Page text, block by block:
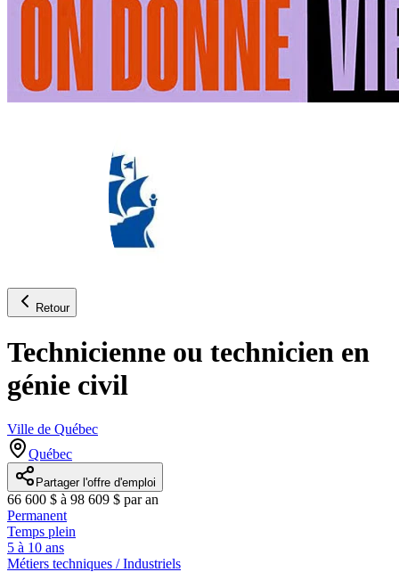
Retour
Technicienne ou technicien en
génie civil
Ville de Québec
Québec
Partager l'offre d'emploi
66 600 $ à 98 609 $ par an
Permanent
Temps plein
5 à 10 ans
Métiers techniques / Industriels